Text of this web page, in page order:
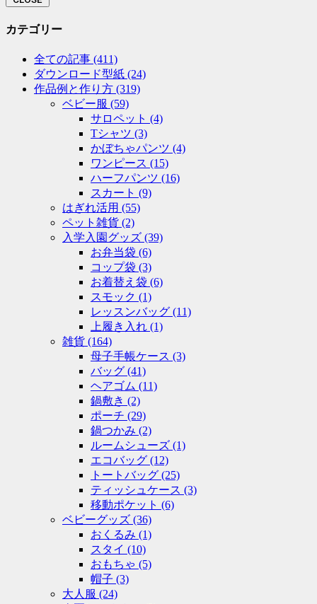
カテゴリー
全ての記事 (411)
ダウンロード型紙 (24)
作品例と作り方 (319)
ベビー服 (59)
サロペット (4)
Tシャツ (3)
かぼちゃパンツ (4)
ワンピース (15)
ハーフパンツ (16)
スカート (9)
はぎれ活用 (55)
ペット雑貨 (2)
入学入園グッズ (39)
お弁当袋 (6)
コップ袋 (3)
お着替え袋 (6)
スモック (1)
レッスンバッグ (11)
上履き入れ (1)
雑貨 (164)
母子手帳ケース (3)
バッグ (41)
ヘアゴム (11)
鍋敷き (2)
ポーチ (29)
鍋つかみ (2)
ルームシューズ (1)
エコバッグ (12)
トートバッグ (25)
ティッシュケース (3)
移動ポケット (6)
ベビーグッズ (36)
おくるみ (1)
スタイ (10)
おもちゃ (5)
帽子 (3)
大人服 (24)